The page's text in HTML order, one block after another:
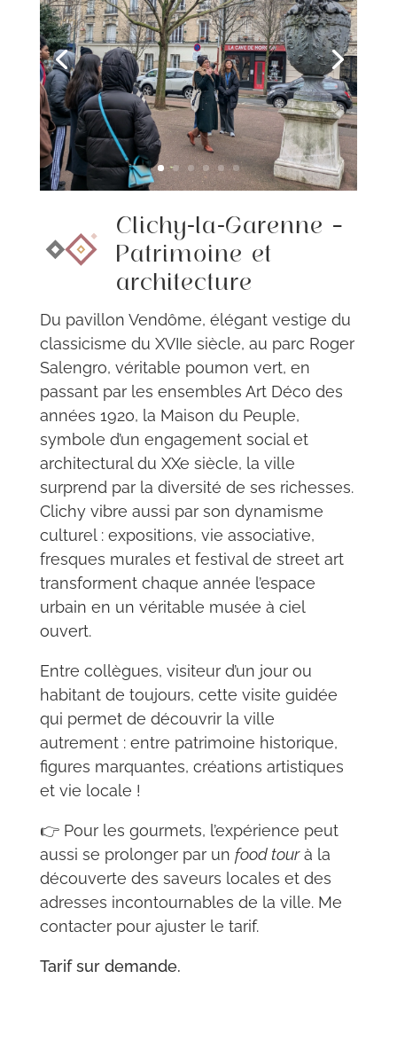
Clichy-la-Garenne –
Patrimoine et
architecture
Du pavillon Vendôme, élégant vestige du
classicisme du XVIIe siècle, au parc Roger
Salengro, véritable poumon vert, en
passant par les ensembles Art Déco des
années 1920, la Maison du Peuple,
symbole d’un engagement social et
architectural du XXe siècle, la ville
surprend par la diversité de ses richesses.
Clichy vibre aussi par son dynamisme
culturel : expositions, vie associative,
fresques murales et festival de street art
transforment chaque année l’espace
urbain en un véritable musée à ciel
ouvert.
Entre collègues, visiteur d’un jour ou
habitant de toujours, cette visite guidée
qui permet de découvrir la ville
autrement : entre patrimoine historique,
figures marquantes, créations artistiques
et vie locale !
👉 Pour les gourmets, l’expérience peut
aussi se prolonger par un food tourà la
découverte des saveurs locales et des
adresses incontournables de la ville. Me
contacter pour ajuster le tarif.
Tarif sur demande.